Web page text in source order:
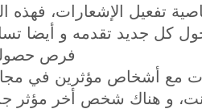
تفعيل الإشعارات،
كل جديد تقدمه و أيضا
فرص
مع أشخاص مؤثرين في
و هناك شخص أخر مؤثر